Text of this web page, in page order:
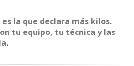
la que declara más kilos.
tu equipo, tu técnica y las